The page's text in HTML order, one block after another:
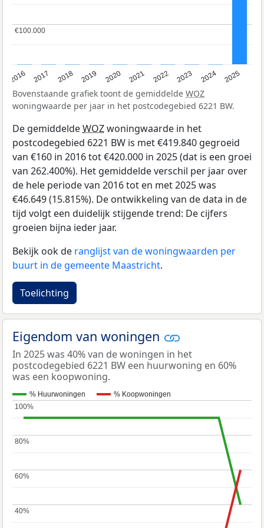
2016 2017 2018 2019 2020 2021 2022 2023 2024 2025
€100.000
€100.000
Bovenstaande grafiek toont de gemiddelde WOZ
woningwaarde per jaar in het postcodegebied 6221 BW.
De gemiddeldeWOZwoningwaarde in het
postcodegebied 6221 BW is met €419.840 gegroeid
van €160 in 2016 tot €420.000 in 2025 (dat is een groei
van 262.400%). Het gemiddelde verschil per jaar over
de hele periode van 2016 tot en met 2025 was
€46.649 (15.815%). De ontwikkeling van de data in de
tijd volgt een duidelijk stijgende trend: De cijfers
groeien bijna ieder jaar.
Bekijk ook de ranglijst van de woningwaarden per
buurt in de gemeente Maastricht.
Toelichting
Eigendom van woningen
In 2025 was 40% van de woningen in het
postcodegebied 6221 BW een huurwoning en 60%
was een koopwoning.
% Huurwoningen % Koopwoningen
40%
40%
60%
60%
80%
80%
100%
100%